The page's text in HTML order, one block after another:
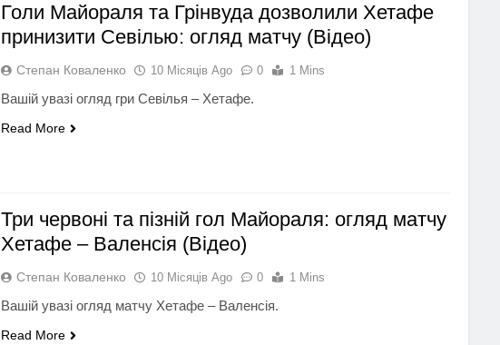
Голи Майораля та Грінвуда дозволили Хетафе
принизити Севілью: огляд матчу (Відео)
Степан Коваленко 10 Місяців Ago 0 1 Mins
Вашій увазі огляд гри Севілья – Хетафе.
Read More
Три червоні та пізній гол Майораля: огляд матчу
Хетафе – Валенсія (Відео)
Степан Коваленко 10 Місяців Ago 0 1 Mins
Вашій увазі огляд матчу Хетафе – Валенсія.
Read More